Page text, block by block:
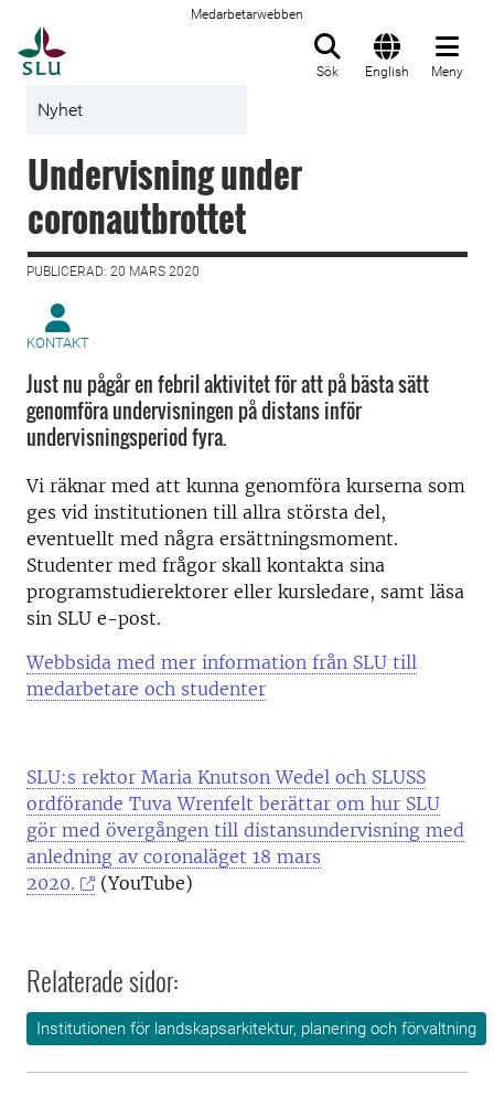
Medarbetarwebben
Sök English Meny
Nyhet
Undervisning under
coronautbrottet
PUBLICERAD: 20 MARS 2020
KONTAKT
Just nu pågår en febril aktivitet för att på bästa sätt
genomföra undervisningen på distans inför
undervisningsperiod fyra.
Vi räknar med att kunna genomföra kurserna som
ges vid institutionen till allra största del,
eventuellt med några ersättningsmoment.
Studenter med frågor skall kontakta sina
programstudierektorer eller kursledare, samt läsa
sin SLU e-post.
Webbsida med mer information från SLU till
medarbetare och studenter
SLU:s rektor Maria Knutson Wedel och SLUSS
ordförande Tuva Wrenfelt berättar om hur SLU
gör med övergången till distansundervisning med
anledning av coronaläget 18 mars
2020.
(YouTube)
Relaterade sidor:
Institutionen för landskapsarkitektur, planering och förvaltning